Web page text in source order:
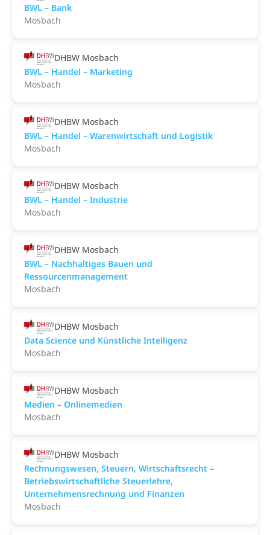
BWL – Bank
Mosbach
DHBW Mosbach
BWL – Handel – Marketing
Mosbach
DHBW Mosbach
BWL – Handel – Warenwirtschaft und Logistik
Mosbach
DHBW Mosbach
BWL – Handel – Industrie
Mosbach
DHBW Mosbach
BWL – Nachhaltiges Bauen und
Ressourcenmanagement
Mosbach
DHBW Mosbach
Data Science und Künstliche Intelligenz
Mosbach
DHBW Mosbach
Medien – Onlinemedien
Mosbach
DHBW Mosbach
Rechnungswesen, Steuern, Wirtschaftsrecht –
Betriebswirtschaftliche Steuerlehre,
Unternehmensrechnung und Finanzen
Mosbach